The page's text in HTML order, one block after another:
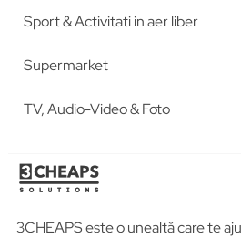
Sport & Activitati in aer liber
Supermarket
TV, Audio-Video & Foto
3CHEAPS este o unealtă care te